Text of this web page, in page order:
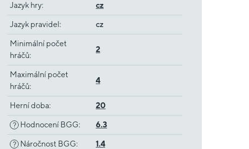
Jazyk hry: cz
Jazyk pravidel: cz
Minimální počet
hráčů:
2
Maximální počet
hráčů:
4
Herní doba: 20
? Hodnocení BGG: 6.3
? Náročnost BGG: 1.4